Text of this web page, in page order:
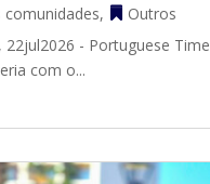
comunidades,
Outros
- Portuguese
com o...